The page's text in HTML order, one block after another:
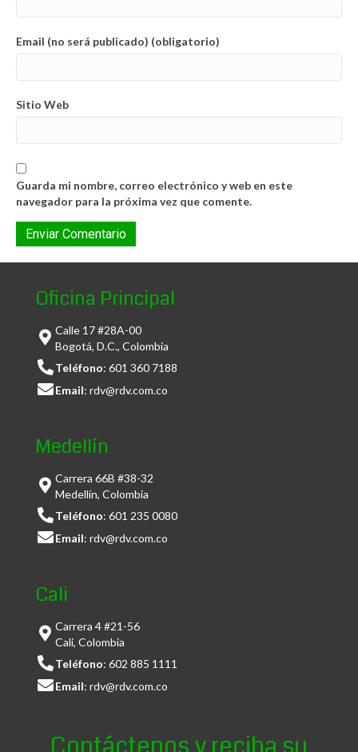
Email (no será publicado) (obligatorio)
Sitio Web
Guarda mi nombre, correo electrónico y web en este
navegador para la próxima vez que comente.
Oficina Principal
Calle 17 #28A-00
Bogotá, D.C., Colombia
Teléfono: 601 360 7188
Email: rdv@rdv.com.co
Medellín
Carrera 66B #38-32
Medellín, Colombia
Teléfono: 601 235 0080
Email: rdv@rdv.com.co
Cali
Carrera 4 #21-56
Cali, Colombia
Teléfono: 602 885 1111
Email: rdv@rdv.com.co